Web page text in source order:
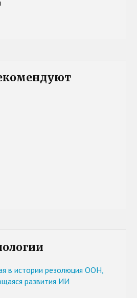
в истории резолюция ООН,
развития ИИ